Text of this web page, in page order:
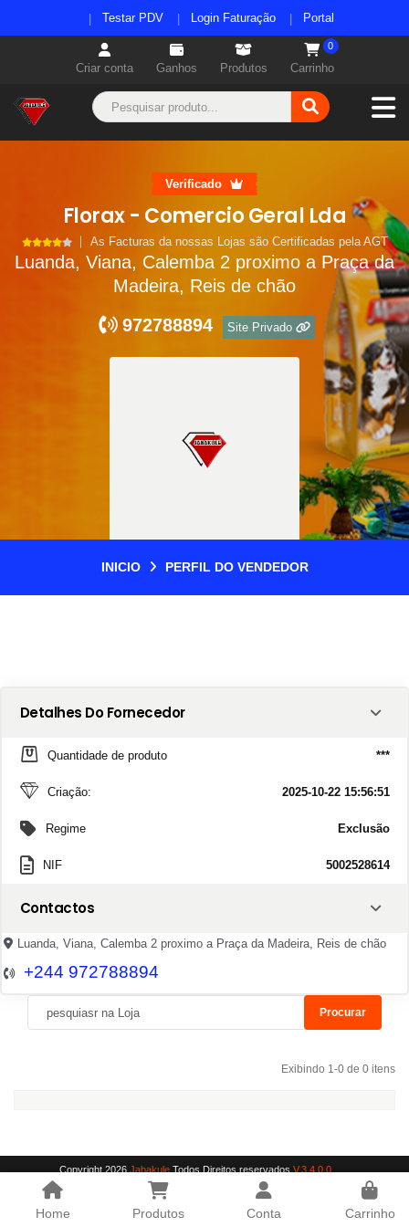
Testar PDV Login Faturação Portal
Criar conta Ganhos Produtos Carrinho
0
Home Produtos Conta Carrinho
Verificado
Florax - Comercio Geral Lda
As Facturas da nossas Lojas são Certificadas pela AGT
Luanda, Viana, Calemba 2 proximo a Praça da
Madeira, Reis de chão
972788894
Site Privado
INICIO PERFIL DO VENDEDOR
Detalhes Do Fornecedor
Quantidade de produto ***
Criação: 2025-10-22 15:56:51
Regime Exclusão
NIF 5002528614
Contactos
Luanda, Viana, Calemba 2 proximo a Praça da Madeira, Reis de chão
+244 972788894
Procurar
Exibindo 1-0 de 0 itens
Copyright 2026 Jabakule Todos Direitos reservados V.3.4.0.0